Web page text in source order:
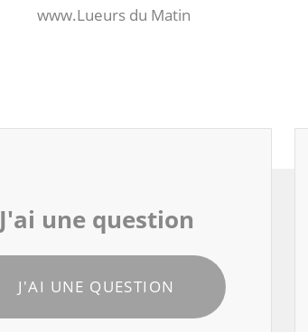
www.Lueurs du Matin
J'ai une question
J'AI UNE QUESTION